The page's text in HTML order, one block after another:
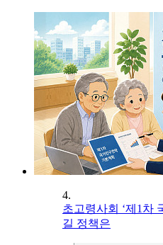
4.
초고령사회 ‘제1차
길 정책은